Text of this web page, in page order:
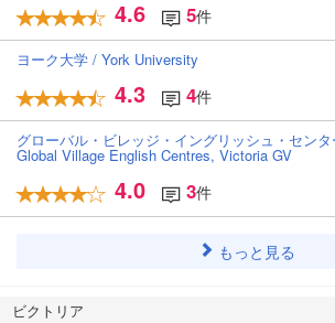
4.6 5件
ヨーク大学 / York University
4.3 4件
グローバル・ビレッジ・イングリッシュ・セン
Global Village English Centres, Victoria GV
4.0 3件
もっと見る
ビクトリア